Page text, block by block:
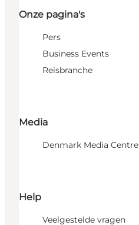
Onze pagina's
Pers
Business Events
Reisbranche
Media
Denmark Media Centre
Help
Veelgestelde vragen